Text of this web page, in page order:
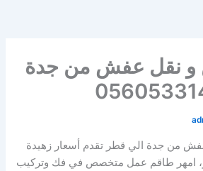
نقل عفش من جدة
من جدة الي قطر تقدم أسعار زهيدة
امهر طاقم عمل متخصص في فك وتركيب